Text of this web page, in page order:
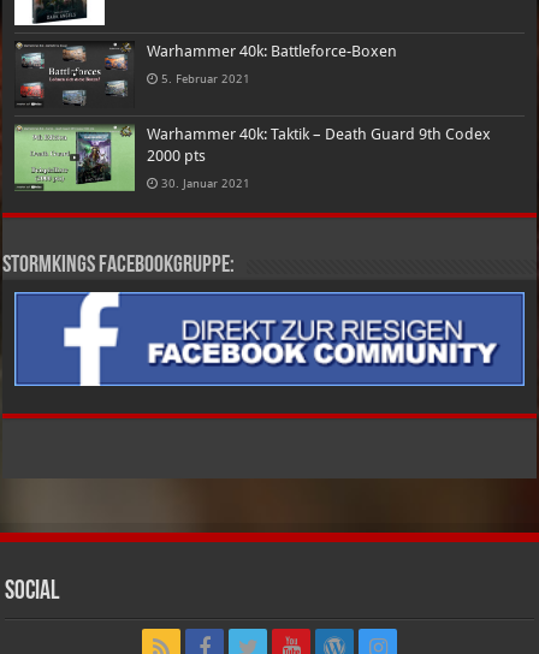
Warhammer 40k: Battleforce-Boxen
5. Februar 2021
Warhammer 40k: Taktik – Death Guard 9th Codex
2000 pts
30. Januar 2021
Stormkings Facebookgruppe:
Social